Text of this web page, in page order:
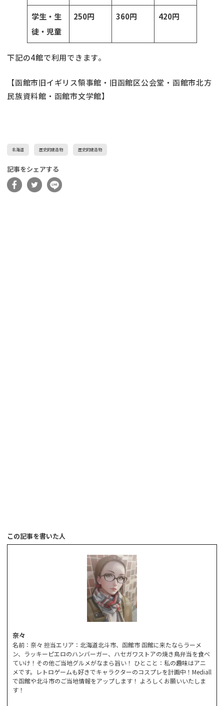
学生・生
徒・児童
250円 360円 420円
下記の4館で利用できます。
【函館市旧イギリス領事館・旧函館区公会堂・函館市北方
民族資料館・函館市文学館】
北海道 歴史的建造物 歴史的建造物
記事をシェアする
この記事を書いた人
奈々
名前：奈々 担当エリア：北海道北斗市、函館市 函館に来たならラーメ
ン、ラッキーピエロのハンバーガー、ハセガワストアの焼き鳥弁当を食べ
ていけ！その他ご当地グルメがなまら旨い！ ひとこと：私の趣味はアニ
メです。レトロゲームも好きでキャラクターのコスプレを計画中！Mediall
で函館や北斗市のご当地情報をアップします！ よろしくお願いいたしま
す！